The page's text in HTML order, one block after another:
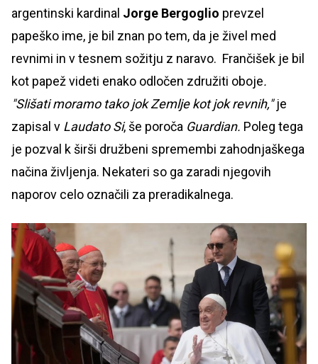
argentinski kardinal Jorge Bergoglio prevzel
papeško ime, je bil znan po tem, da je živel med
revnimi in v tesnem sožitju z naravo. Frančišek je bil
kot papež videti enako odločen združiti oboje.
"Slišati moramo tako jok Zemlje kot jok revnih,"je
zapisal v Laudato Si, še poroča Guardian. Poleg tega
je pozval k širši družbeni spremembi zahodnjaškega
načina življenja. Nekateri so ga zaradi njegovih
naporov celo označili za preradikalnega.